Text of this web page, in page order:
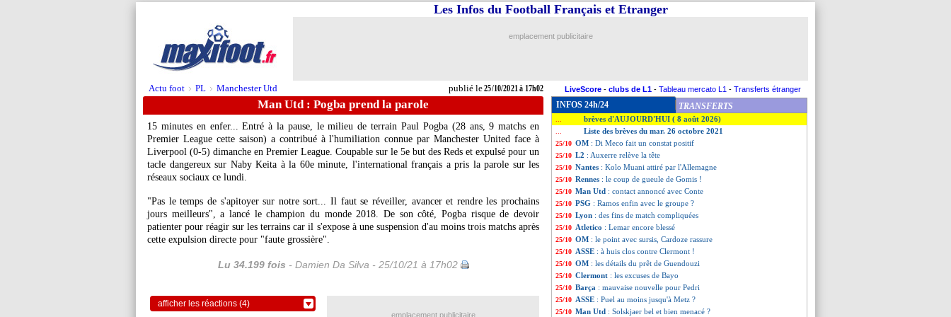
Actu foot > PL > Manchester Utd publié le25/10/2021 à 17h02
Les Infos du Football Français et Etranger
emplacement publicitaire
LiveScore - clubs de L1 - Tableau mercato L1 - Transferts étranger
Man Utd : Pogba prend la parole
15 minutes en enfer... Entré à la pause, le milieu de terrain Paul Pogba (28 ans, 9 matchs en
Premier League cette saison) a contribué à l'humiliation connue par Manchester United face à
Liverpool (0-5) dimanche en Premier League. Coupable sur le 5e but des Reds et expulsé pour un
tacle dangereux sur Naby Keita à la 60e minute, l'international français a pris la parole sur les
réseaux sociaux ce lundi.
"Pas le temps de s'apitoyer sur notre sort... Il faut se réveiller, avancer et rendre les prochains
jours meilleurs", a lancé le champion du monde 2018. De son côté, Pogba risque de devoir
patienter pour réagir sur les terrains car il s'expose à une suspension d'au moins trois matchs après
cette expulsion directe pour "faute grossière".
Lu 34.199 fois - Damien Da Silva - 25/10/21 à 17h02
afficher les réactions (4)
INFOS 24h/24 TRANSFERTS
brèves d'AUJOURD'HUI ( 8 août 2026)
Liste des brèves du mar. 26 octobre 2021
25/10 OM : Di Meco fait un constat positif
25/10 L2 : Auxerre relève la tête
25/10 Nantes : Kolo Muani attiré par l'Allemagne
25/10 Rennes : le coup de gueule de Gomis !
25/10 Man Utd : contact annoncé avec Conte
25/10 PSG : Ramos enfin avec le groupe ?
25/10 Lyon : des fins de match compliquées
25/10 Atletico : Lemar encore blessé
25/10 OM : le point avec sursis, Cardoze rassure
25/10 ASSE : à huis clos contre Clermont !
25/10 OM : les détails du prêt de Guendouzi
25/10 Clermont : les excuses de Bayo
25/10 Barça : mauvaise nouvelle pour Pedri
25/10 ASSE : Puel au moins jusqu'à Metz ?
25/10 Man Utd : Solskjaer bel et bien menacé ?
emplacement publicitaire